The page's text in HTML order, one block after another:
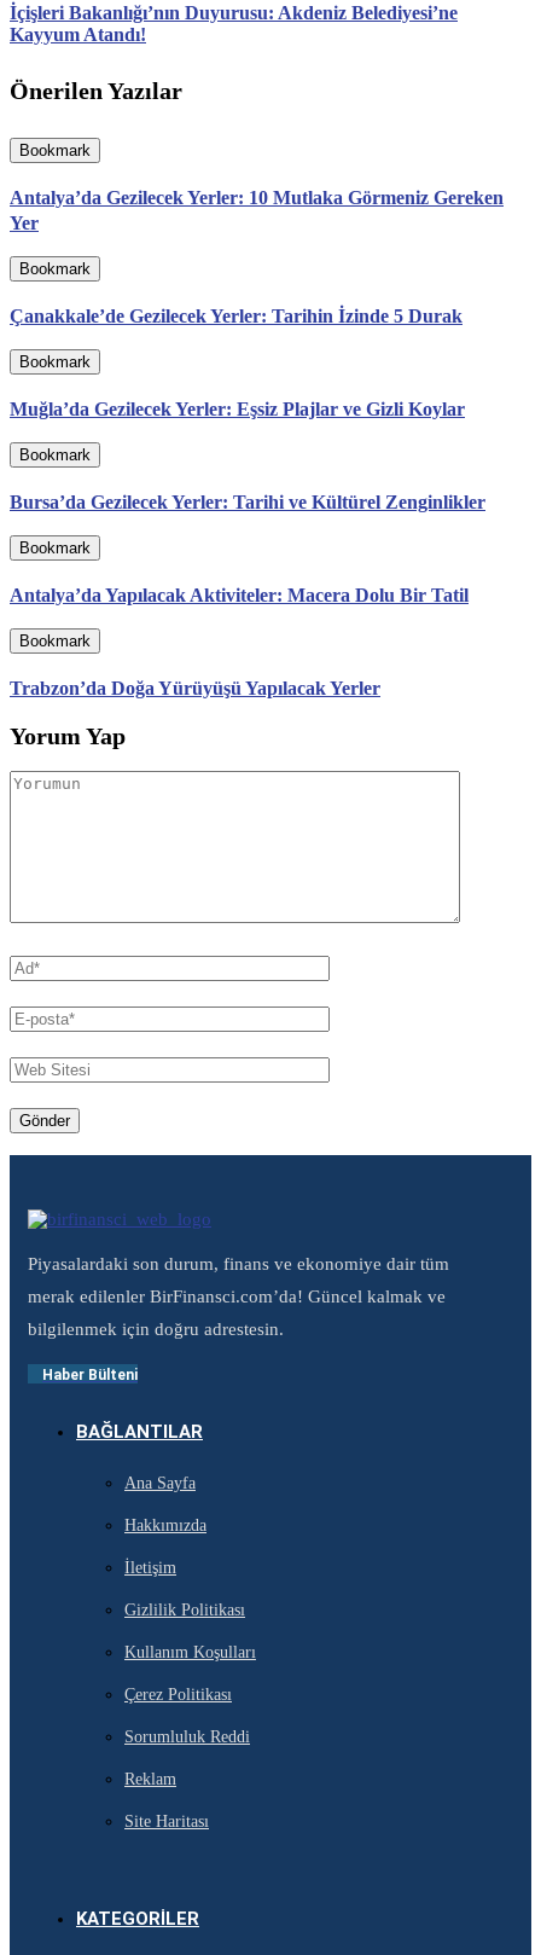
İçişleri Bakanlığı’nın Duyurusu: Akdeniz Belediyesi’ne
Kayyum Atandı!
Önerilen Yazılar
Bookmark
Antalya’da Gezilecek Yerler: 10 Mutlaka Görmeniz Gereken
Yer
Bookmark
Çanakkale’de Gezilecek Yerler: Tarihin İzinde 5 Durak
Bookmark
Muğla’da Gezilecek Yerler: Eşsiz Plajlar ve Gizli Koylar
Bookmark
Bursa’da Gezilecek Yerler: Tarihi ve Kültürel Zenginlikler
Bookmark
Antalya’da Yapılacak Aktiviteler: Macera Dolu Bir Tatil
Bookmark
Trabzon’da Doğa Yürüyüşü Yapılacak Yerler
Yorum Yap
Piyasalardaki son durum, finans ve ekonomiye dair tüm
merak edilenler BirFinansci.com’da! Güncel kalmak ve
bilgilenmek için doğru adrestesin.
Haber Bülteni
BAĞLANTILAR
Ana Sayfa
Hakkımızda
İletişim
Gizlilik Politikası
Kullanım Koşulları
Çerez Politikası
Sorumluluk Reddi
Reklam
Site Haritası
KATEGORILER